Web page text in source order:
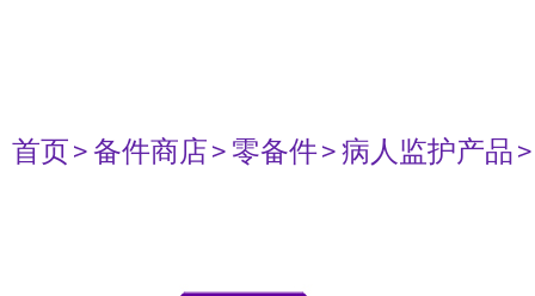
首页> 备件商店> 零备件> 病人监护产品